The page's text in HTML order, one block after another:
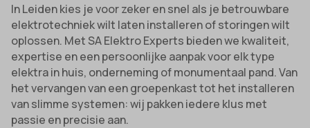
In Leiden kies je voor zeker en snel als je betrouwbare
elektrotechniek wilt laten installeren of storingen wilt
oplossen. Met SA Elektro Experts bieden we kwaliteit,
expertise en een persoonlijke aanpak voor elk type
elektra in huis, onderneming of monumentaal pand. Van
het vervangen van een groepenkast tot het installeren
van slimme systemen: wij pakken iedere klus met
passie en precisie aan.